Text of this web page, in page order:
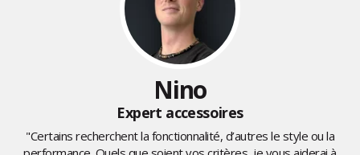
Nino
Expert accessoires
"Certains recherchent la fonctionnalité, d’autres le style ou la